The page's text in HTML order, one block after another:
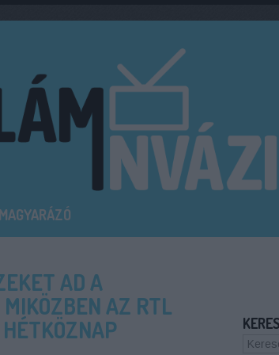
AD A
MIKÖZBEN AZ RTL